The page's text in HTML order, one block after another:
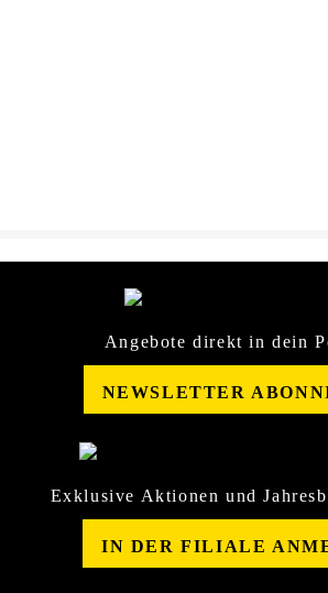
Angebote direkt in dein
NEWSLETTER
Exklusive Aktionen und
IN DER FILIALE